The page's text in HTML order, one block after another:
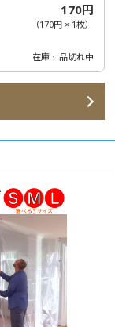
170円
（170円× 1枚）
在庫 品切れ中